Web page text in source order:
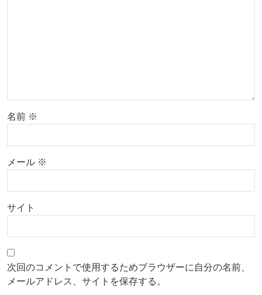
名前 ※
メール ※
サイト
次回のコメントで使用するためブラウザーに自分の名前、
メールアドレス、サイトを保存する。